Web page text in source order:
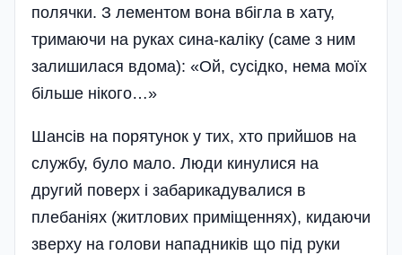
полячки. З лементом вона вбігла в хату,
тримаючи на руках сина-каліку (саме з ним
залишилася вдома): «Ой, сусідко, нема моїх
більше нікого…»
Шансів на порятунок у тих, хто прийшов на
службу, було мало. Люди кинулися на
другий поверх і забарикадувалися в
плебаніях (житлових приміщеннях), кидаючи
зверху на голови нападників що під руки